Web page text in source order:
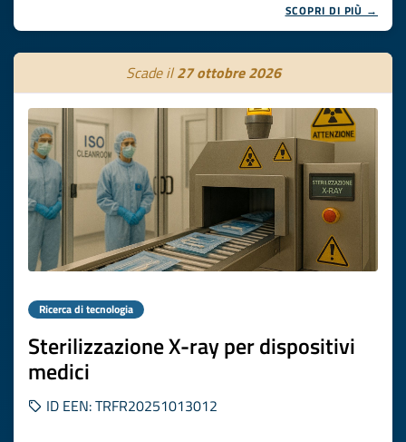
SCOPRI DI PIÙ →
Scade il27 ottobre 2026
Ricerca di tecnologia
Sterilizzazione X-ray per dispositivi
medici
ID EEN: TRFR20251013012